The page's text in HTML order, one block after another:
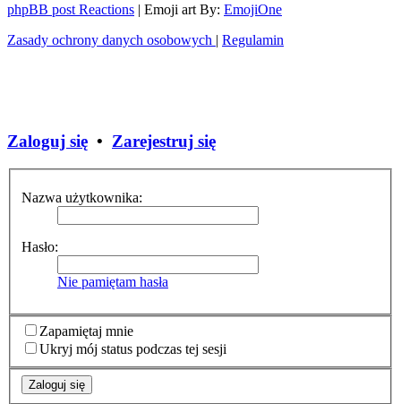
phpBB post Reactions | Emoji art By: EmojiOne
Zasady ochrony danych osobowych | Regulamin
Zaloguj się • Zarejestruj się
Nazwa użytkownika:
Hasło:
Nie pamiętam hasła
Zapamiętaj mnie
Ukryj mój status podczas tej sesji